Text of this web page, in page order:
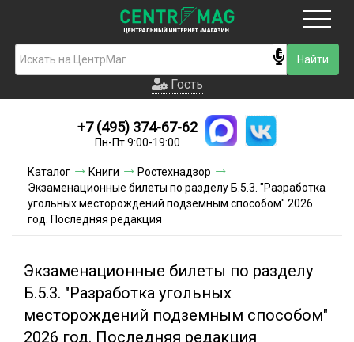
Гость
Новинки
Условия доставки
Условия оплаты
Акции и скидки
Гость
+7 (495) 374-67-62
Пн-Пт 9:00-19:00
Каталог Книги
Ростехнадзор
Экзаменационные билеты по разделу Б.5.3. "Разработка
угольных месторождений подземным способом" 2026
год. Последняя редакция
Экзаменационные билеты по разделу
Б.5.3. "Разработка угольных
месторождений подземным способом"
2026 год. Последняя редакция